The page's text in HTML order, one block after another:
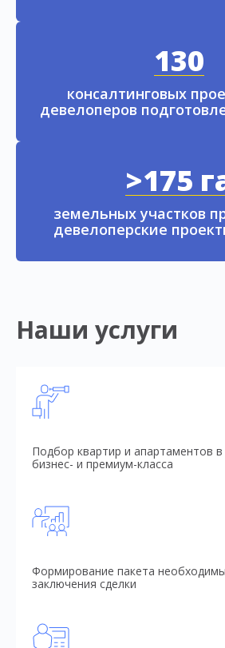
130
консалтинговых
девелоперов
>175
земельных участков
девелоперские
Наши услуги
Подбор квартир и апартаментов
бизнес- и премиум-класса
Формирование пакета
заключения сделки